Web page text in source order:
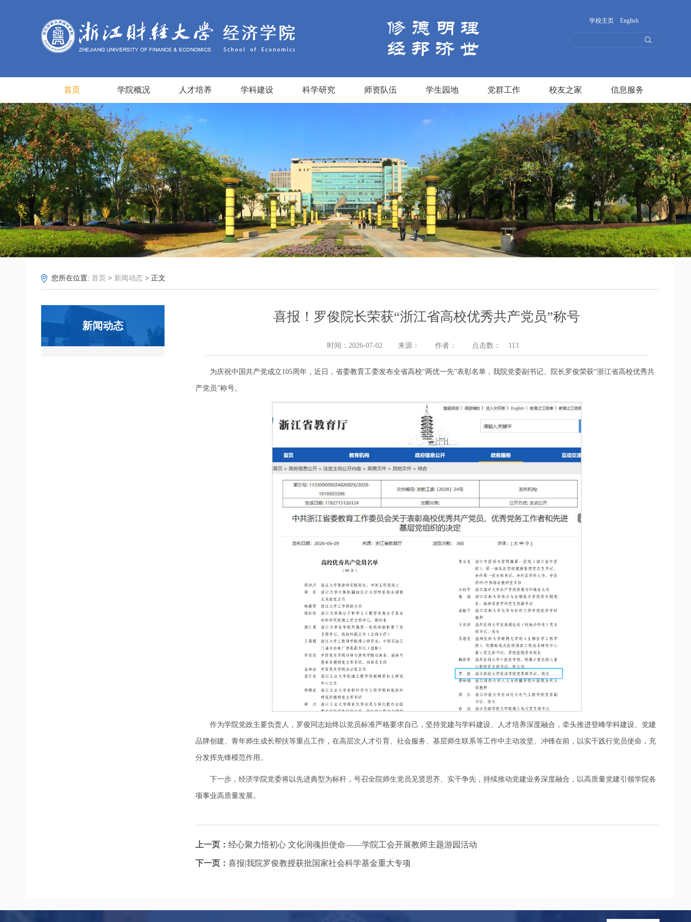
学校主页 English
首页 学院概况 人才培养 学科建设 科学研究 师资队伍 学生园地 党群工作 校友之家 信息服务
您所在位置: 首页 > 新闻动态 > 正文
新闻动态
喜报！罗俊院长荣获“浙江省高校优秀共产党员”称号
时间：2026-07-02 来源： 作者： 点击数： 113
为庆祝中国共产党成立105周年，近日，省委教育工委发布全省高校“两优一先”表彰名单，我院党委副书记、院长罗俊荣获“浙江省高校优秀共
产党员”称号。
作为学院党政主要负责人，罗俊同志始终以党员标准严格要求自己，坚持党建与学科建设、人才培养深度融合，牵头推进登峰学科建设、党建
品牌创建、青年师生成长帮扶等重点工作，在高层次人才引育、社会服务、基层师生联系等工作中主动攻坚、冲锋在前，以实干践行党员使命，充
分发挥先锋模范作用。
下一步，经济学院党委将以先进典型为标杆，号召全院师生党员见贤思齐、实干争先，持续推动党建业务深度融合，以高质量党建引领学院各
项事业高质量发展。
上一页： 经心聚力悟初心 文化润魂担使命——学院工会开展教师主题游园活动
下一页： 喜报|我院罗俊教授获批国家社会科学基金重大专项